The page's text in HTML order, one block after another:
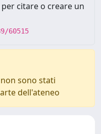
citare o creare un
60515
sono stati
dell'ateneo